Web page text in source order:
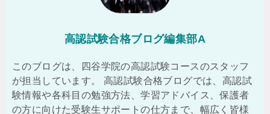
高認試験合格ブログ編集部A
このブログは、四谷学院の高認試験コースのスタッフ
が担当しています。 高認試験合格ブログでは、高認試
験情報や各科目の勉強方法、学習アドバイス、保護者
の方に向けた受験生サポートの仕方まで、幅広く皆様